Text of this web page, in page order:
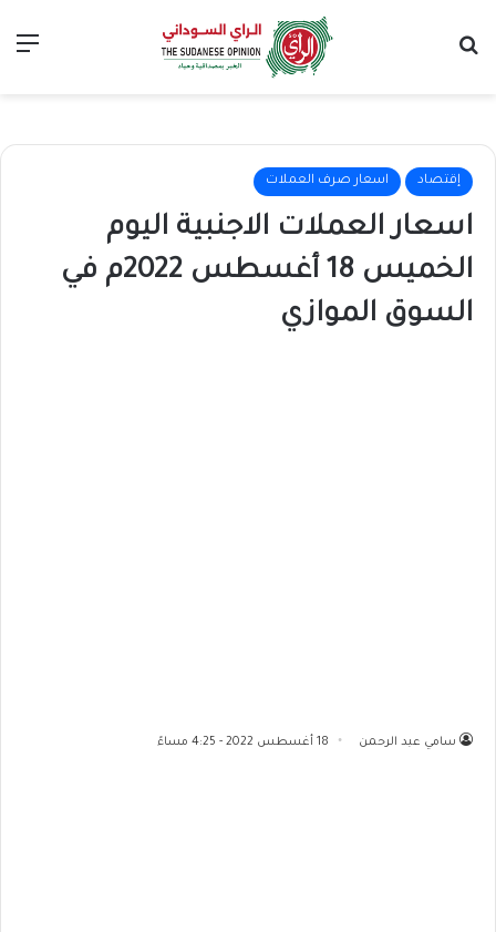
إقتصاد اسعار صرف العملات
اسعار العملات الاجنبية اليوم
الخميس 18 أغسطس 2022م في
السوق الموازي
سامي عبد الرحمن 18 أغسطس 2022 - 4:25 مساءً